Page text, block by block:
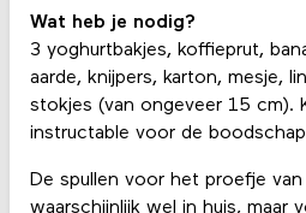
Wat heb je nodig?
3 yoghurtbakjes, koffieprut,
aarde, knijpers, karton, mesje,
stokjes (van ongeveer 15 cm).
instructable voor de
De spullen voor het proefje van
waarschijnlijk wel in huis, maar